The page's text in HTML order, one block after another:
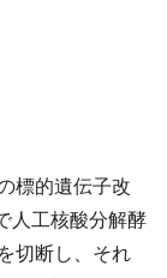
標的遺伝子改
人工核酸分解酵
切断し、それ